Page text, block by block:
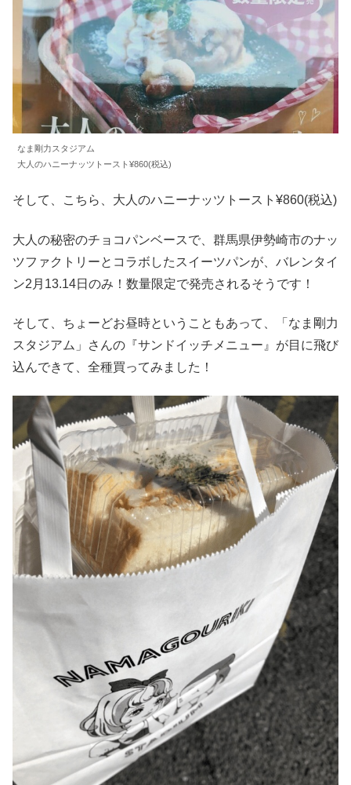
なま剛力スタジアム
大人のハニーナッツトースト¥860(税込)
そして、こちら、大人のハニーナッツトースト¥860(税込)
大人の秘密のチョコパンベースで、群馬県伊勢崎市のナッ
ツファクトリーとコラボしたスイーツパンが、バレンタイ
ン2月13.14日のみ！数量限定で発売されるそうです！
そして、ちょーどお昼時ということもあって、「なま剛力
スタジアム」さんの『サンドイッチメニュー』が目に飛び
込んできて、全種買ってみました！